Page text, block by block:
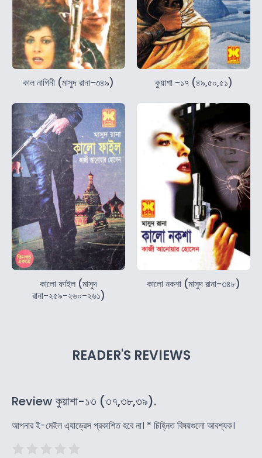
কাল নাগিনী (মাসুদ রানা-৩৪৯) কুয়াশা -১৭ (৪৯,৫০,৫১)
কালো ফাইল (মাসুদ
রানা-২৫৯-২৬০-২৬১)
কালো নকশা (মাসুদ রানা-৩৪৮)
READER'S REVIEWS
Review কুয়াশা-১৩ (৩৭,৩৮,৩৯).
আপনার ই-মেইল এ্যাড্রেস প্রকাশিত হবে না। * চিহ্নিত বিষয়গুলো আবশ্যক।